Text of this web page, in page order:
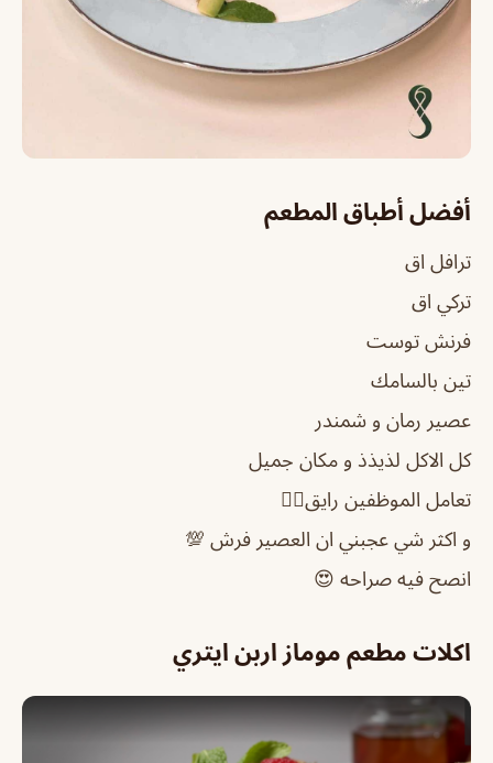
أفضل أطباق المطعم
ترافل اق
تركي اق
فرنش توست
تين بالسامك
عصير رمان و شمندر
كل الاكل لذيذذ و مكان جميل
تعامل الموظفين رايق👌🏻
و اكثر شي عجبني ان العصير فرش 💯
انصح فيه صراحه 😍
اكلات مطعم موماز اربن ايتري